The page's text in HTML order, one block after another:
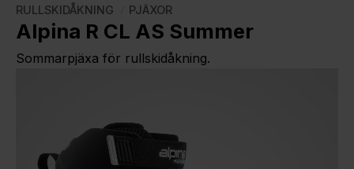
RULLSKIDÅKNING PJÄXOR
Alpina R CL AS Summer
Sommarpjäxa för rullskidåkning.